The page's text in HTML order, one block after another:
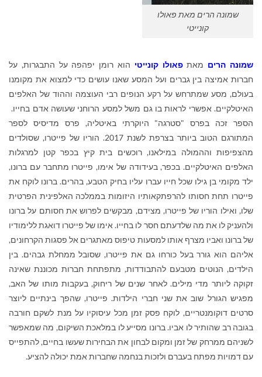
שמונה הרים מאת פאולו
קונייטי
שמונה הרים מאתפאולו קונייטי הוא רומן יפהפה על התבגרות, על
חברות אמיצה בין גברים ועל המסע שאנו עושים כדי למצוא את מקומנו
בעולם, מסע שמתרחש על רקע הנופים רבי העוצמה וההוד של האלפים
האיטלקיים. אפשרי לראות בו גם משל למסע הרוחני שעושה אדם בחייו.
הספר זכה בפרס "סטרגה" היוקרתי באיטליה, פרס מדיסיס לספר
המתורגם הטוב ביותר בצרפת לשנת 2017. הוריו של פייטרו, שסולדים
מהצפיפות וההמולה במילאנו, רוכשים בית קיץ בכפר קטן למרגלות
האלפים האיטלקיים. בכפר, בעידודה של אימו, פייטרו מתחבר עם ברונו,
ילד מקומי בן גילו שכל חייו עברו עליו בחיק הטבע, בהרים. ברונו לוקח את
פייטרו תחת חסותו להרפתקאותיו היזומות בממלכה האלפינית הפרטית
שלו, ואילו הוריו של פייטרו, מצידם, מבקשים לפרוש את חסותם על ברונו
ולהעניק לו את מה שלדעתם חסר לו בחייו. אימו של פייטרו דואגת ללימודיו
של ברונו ואביו מצרף אותו למסעות טיפוס מאתגרים אל פסגות הקרחונים,
אליהם הוא גורר בעל כורחו גם את פייטרו, שסובל ממחלת גבהים. בין
הילדים, הנוטים מטבעם להתבודדות, מתפתחת חברות מכוננת שאינה
זקוקה ליותר מדי מילים. לאחר שנים של ריחוק, בעקבות מותו של האב,
מפגיש הגורל שוב את שני חברי הילדות. פייטרו, שהפך בינתיים ליוצר
סרטים דוקומנטריים, לוקח פסק זמן מכל עיסוקיו על מנת לשקם חורבה
בגובה רב שהותיר לו אביו. ברונו מסייע לו במלאכת השיקום, מה שמאפשר
לשניהם ממרחק של זמן ומקום לבחון את הבחירות שעשו בחיים, להתפייס
עם דמויות מפתח בעברם ולזכות בנחמה שחברות אמת יכולה להציע.